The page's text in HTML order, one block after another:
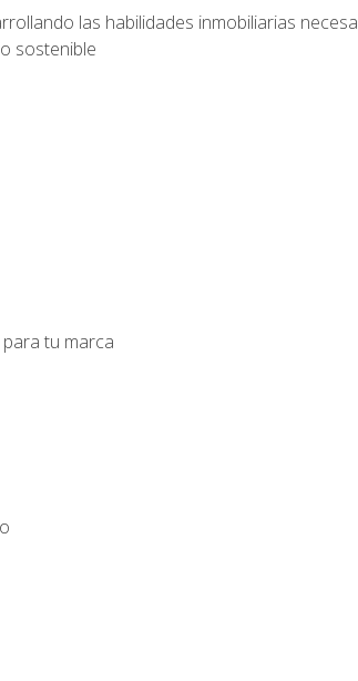
las habilidades inmobiliarias
sostenible
tu marca